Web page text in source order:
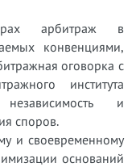
арбитраж в
конвенциями,
оговорка с
института
и
споров.
и своевременному
оснований